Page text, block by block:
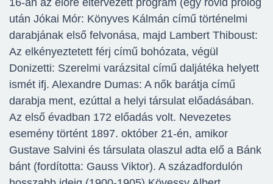
16-án az előre eltervezett program (egy rövid prológ
után Jókai Mór: Könyves Kálmán című történelmi
darabjának első felvonása, majd Lambert Thiboust:
Az elkényeztetett férj című bohózata, végül
Donizetti: Szerelmi varázsital című daljátéka helyett
ismét ifj. Alexandre Dumas: A nők barátja című
darabja ment, ezúttal a helyi társulat előadásában.
Az első évadban 172 előadás volt. Nevezetes
esemény történt 1897. október 21-én, amikor
Gustave Salvini és társulata olaszul adta elő a Bánk
bánt (fordította: Gauss Viktor). A századfordulón